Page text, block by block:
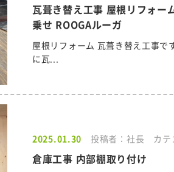
瓦葺き替え工事 屋根リフォー
乗せ ROOGAルーガ
屋根リフォーム 瓦葺き替え工事
に瓦...
2025.01.30 投稿者：社長 カ
倉庫工事 内部棚取り付け